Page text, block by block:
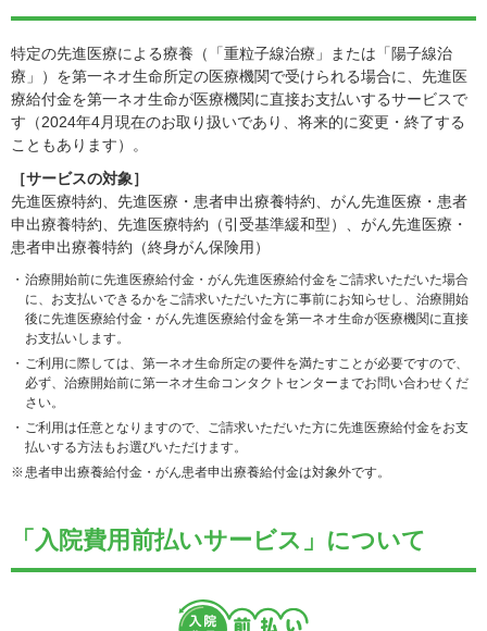
特定の先進医療による療養（「重粒子線治療」または「陽子線治
療」）を第一ネオ生命所定の医療機関で受けられる場合に、先進医
療給付金を第一ネオ生命が医療機関に直接お支払いするサービスで
す（2024年4月現在のお取り扱いであり、将来的に変更・終了する
こともあります）。
［サービスの対象］
先進医療特約、先進医療・患者申出療養特約、がん先進医療・患者
申出療養特約、先進医療特約（引受基準緩和型）、がん先進医療・
患者申出療養特約（終身がん保険用）
治療開始前に先進医療給付金・がん先進医療給付金をご請求いただいた場合
に、お支払いできるかをご請求いただいた方に事前にお知らせし、治療開始
後に先進医療給付金・がん先進医療給付金を第一ネオ生命が医療機関に直接
お支払いします。
ご利用に際しては、第一ネオ生命所定の要件を満たすことが必要ですので、
必ず、治療開始前に第一ネオ生命コンタクトセンターまでお問い合わせくだ
さい。
ご利用は任意となりますので、ご請求いただいた方に先進医療給付金をお支
払いする方法もお選びいただけます。
患者申出療養給付金・がん患者申出療養給付金は対象外です。
「入院費用前払いサービス」について